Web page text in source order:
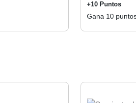
+10 Puntos
Gana 10